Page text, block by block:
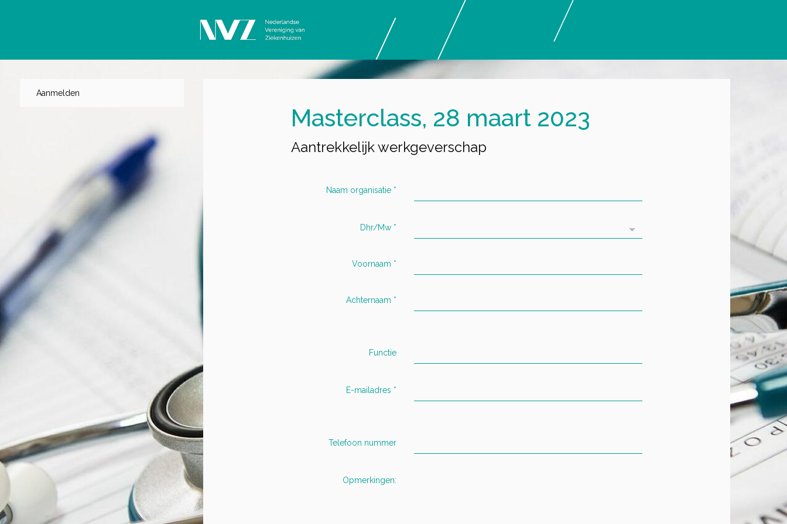
Aanmelden
Masterclass, 28 maart 2023
Aantrekkelijk werkgeverschap
Naam organisatie *
Dhr/Mw *
Voornaam *
Achternaam *
Functie
E-mailadres *
Telefoon nummer
Opmerkingen: